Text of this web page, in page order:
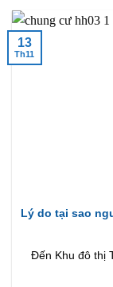
Lý do tại sao
Đến Khu đô thị
13
Th11